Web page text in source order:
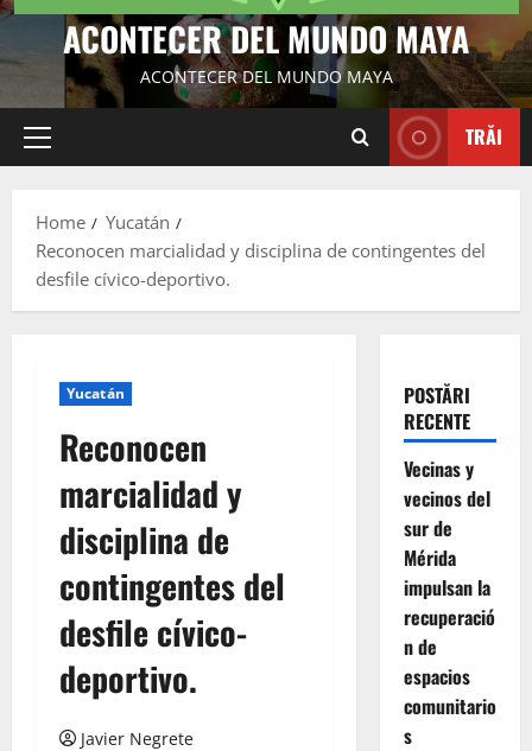
ACONTECER DEL MUNDO MAYA
ACONTECER DEL MUNDO MAYA
Primary
TRĂI
Home
Yucatán
Reconocen marcialidad y disciplina de contingentes del
desfile cívico-deportivo.
Yucatán
Reconocen
marcialidad y
disciplina de
contingentes del
desfile cívico-
deportivo.
Javier Negrete
POSTĂRI
RECENTE
Vecinas y
vecinos del
sur de
Mérida
impulsan la
recuperació
n de
espacios
comunitario
s